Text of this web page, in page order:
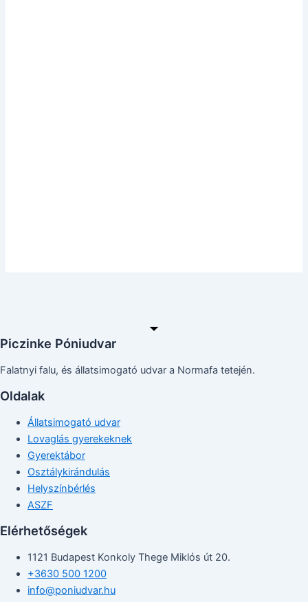
Piczinke Póniudvar
Falatnyi falu, és állatsimogató udvar a Normafa tetején.
Oldalak
Állatsimogató udvar
Lovaglás gyerekeknek
Gyerektábor
Osztálykirándulás
Helyszínbérlés
ASZF
Elérhetőségek
1121 Budapest Konkoly Thege Miklós út 20.
+3630 500 1200
info@poniudvar.hu